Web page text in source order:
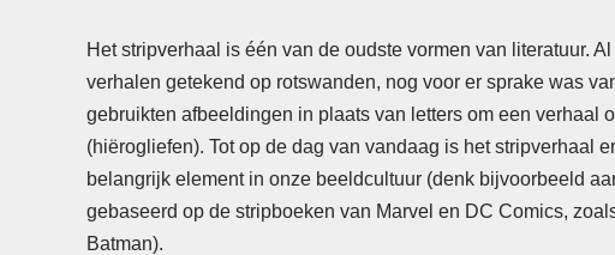
Het stripverhaal is één van de oudste vormen van literatuur.
verhalen getekend op rotswanden, nog voor er sprake was
gebruikten afbeeldingen in plaats van letters om een verhaal
(hiërogliefen). Tot op de dag van vandaag is het stripverhaal
belangrijk element in onze beeldcultuur (denk bijvoorbeeld
gebaseerd op de stripboeken van Marvel en DC Comics,
Batman).